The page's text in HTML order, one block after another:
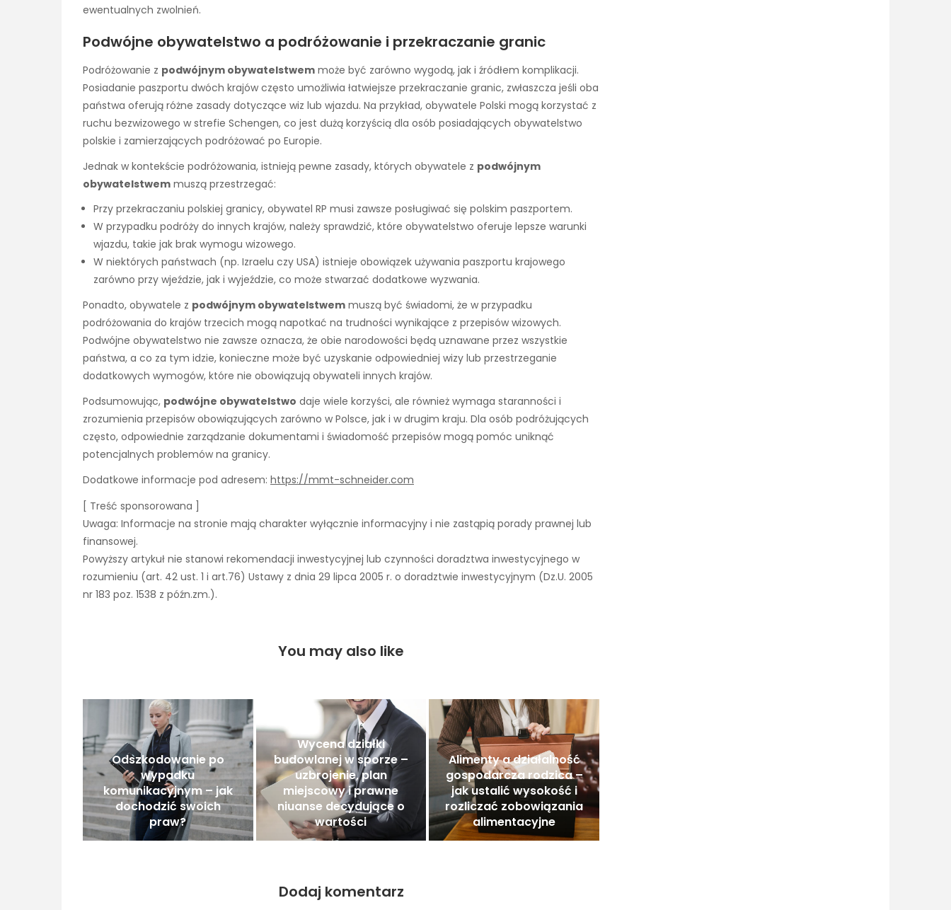
ewentualnych zwolnień.
Podwójne obywatelstwo a podróżowanie i przekraczanie granic
Podróżowanie z podwójnym obywatelstwem może być zarówno wygodą, jak i źródłem komplikacji.
Posiadanie paszportu dwóch krajów często umożliwia łatwiejsze przekraczanie granic, zwłaszcza jeśli oba
państwa oferują różne zasady dotyczące wiz lub wjazdu. Na przykład, obywatele Polski mogą korzystać z
ruchu bezwizowego w strefie Schengen, co jest dużą korzyścią dla osób posiadających obywatelstwo
polskie i zamierzających podróżować po Europie.
Jednak w kontekście podróżowania, istnieją pewne zasady, których obywatele z podwójnym
obywatelstwem muszą przestrzegać:
Przy przekraczaniu polskiej granicy, obywatel RP musi zawsze posługiwać się polskim paszportem.
W przypadku podróży do innych krajów, należy sprawdzić, które obywatelstwo oferuje lepsze warunki
wjazdu, takie jak brak wymogu wizowego.
W niektórych państwach (np. Izraelu czy USA) istnieje obowiązek używania paszportu krajowego
zarówno przy wjeździe, jak i wyjeździe, co może stwarzać dodatkowe wyzwania.
Ponadto, obywatele z podwójnym obywatelstwem muszą być świadomi, że w przypadku
podróżowania do krajów trzecich mogą napotkać na trudności wynikające z przepisów wizowych.
Podwójne obywatelstwo nie zawsze oznacza, że obie narodowości będą uznawane przez wszystkie
państwa, a co za tym idzie, konieczne może być uzyskanie odpowiedniej wizy lub przestrzeganie
dodatkowych wymogów, które nie obowiązują obywateli innych krajów.
Podsumowując, podwójne obywatelstwo daje wiele korzyści, ale również wymaga staranności i
zrozumienia przepisów obowiązujących zarówno w Polsce, jak i w drugim kraju. Dla osób podróżujących
często, odpowiednie zarządzanie dokumentami i świadomość przepisów mogą pomóc uniknąć
potencjalnych problemów na granicy.
Dodatkowe informacje pod adresem: https://mmt-schneider.com
[ Treść sponsorowana ]
Uwaga: Informacje na stronie mają charakter wyłącznie informacyjny i nie zastąpią porady prawnej lub
finansowej.
Powyższy artykuł nie stanowi rekomendacji inwestycyjnej lub czynności doradztwa inwestycyjnego w
rozumieniu (art. 42 ust. 1 i art.76) Ustawy z dnia 29 lipca 2005 r. o doradztwie inwestycyjnym (Dz.U. 2005
nr 183 poz. 1538 z późn.zm.).
You may also like
Odszkodowanie po
wypadku
komunikacyjnym – jak
dochodzić swoich
praw?
Wycena działki
budowlanej w sporze –
uzbrojenie, plan
miejscowy i prawne
niuanse decydujące o
wartości
Alimenty a działalność
gospodarcza rodzica –
jak ustalić wysokość i
rozliczać zobowiązania
alimentacyjne
Dodaj komentarz